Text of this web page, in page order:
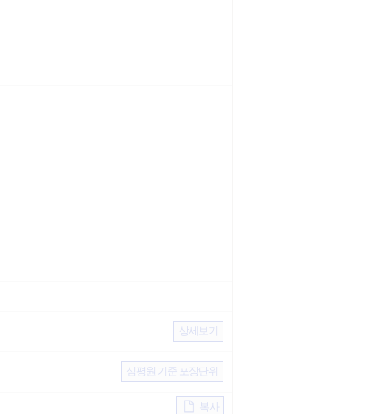
상세보기
심평원 기준 포장단위
복사